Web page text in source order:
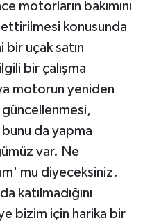
motorların bakımını
ettirilmesi konusunda
bir uçak satın
bir çalışma
motorun yeniden
da yapma
var. Ne
mu diyeceksiniz.
katılmadığını
bizim için harika bir